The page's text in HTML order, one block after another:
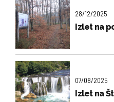
28/12/2025
Izlet na
07/08/2025
Izlet na